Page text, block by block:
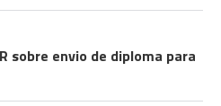
sobre envio de diploma para